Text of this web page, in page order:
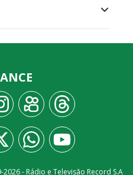
2026- Rádio e Televisão Record S.A